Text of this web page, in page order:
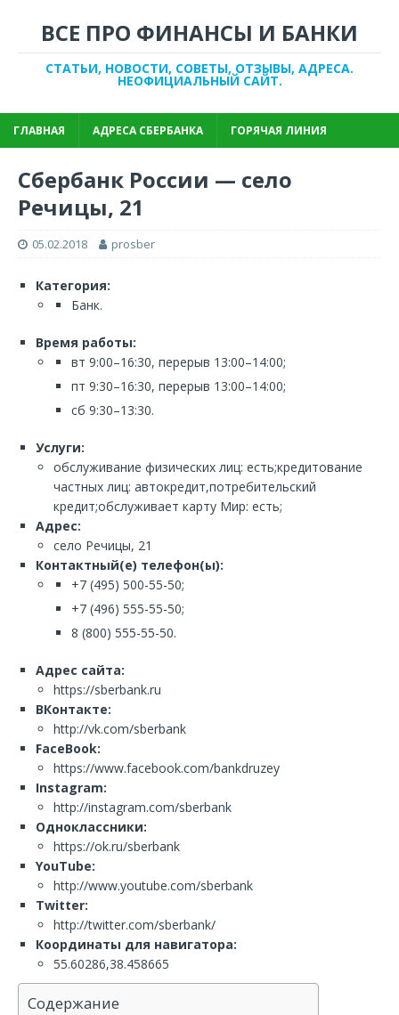
ВСЕ ПРО ФИНАНСЫ И БАНКИ
СТАТЬИ, НОВОСТИ, СОВЕТЫ, ОТЗЫВЫ, АДРЕСА.
НЕОФИЦИАЛЬНЫЙ САЙТ.
ГЛАВНАЯ АДРЕСА СБЕРБАНКА ГОРЯЧАЯ ЛИНИЯ
Сбербанк России — село
Речицы, 21
05.02.2018 prosber
Категория:
Банк.
Время работы:
вт 9:00–16:30, перерыв 13:00–14:00;
пт 9:30–16:30, перерыв 13:00–14:00;
сб 9:30–13:30.
Услуги:
обслуживание физических лиц: есть;кредитование
частных лиц: автокредит,потребительский
кредит;обслуживает карту Мир: есть;
Адрес:
село Речицы, 21
Контактный(е) телефон(ы):
+7 (495) 500-55-50;
+7 (496) 555-55-50;
8 (800) 555-55-50.
Адрес сайта:
https://sberbank.ru
ВКонтакте:
http://vk.com/sberbank
FaceBook:
https://www.facebook.com/bankdruzey
Instagram:
http://instagram.com/sberbank
Одноклассники:
https://ok.ru/sberbank
YouTube:
http://www.youtube.com/sberbank
Twitter:
http://twitter.com/sberbank/
Координаты для навигатора:
55.60286,38.458665
Содержание